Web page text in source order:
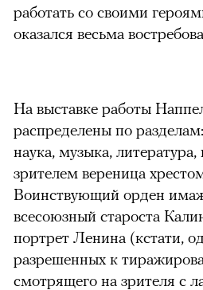
работать со своими
оказался весьма
На выставке работы
распределены по
наука, музыка,
зрителем вереница
Воинствующий орден
всесоюзный староста
портрет Ленина (кстати,
разрешенных к
смотрящего на зрителя с